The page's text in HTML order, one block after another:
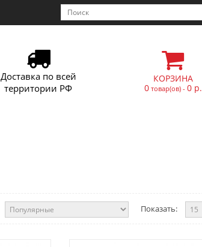
Доставка по всей
территории РФ
КОРЗИНА
0 товар(ов) - 0 р.
Показать: